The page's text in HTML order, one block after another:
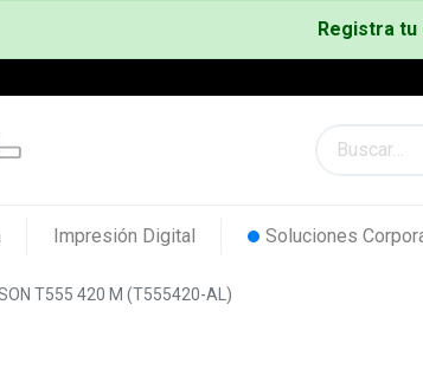
Registra tu
Impresión Digital Soluciones
T555 420 M (T555420-AL)